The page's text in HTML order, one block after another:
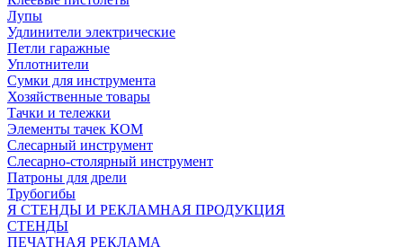
Лупы
Удлинители электрические
Петли гаражные
Уплотнители
Сумки для инструмента
Хозяйственные товары
Тачки и тележки
Элементы тачек КОМ
Слесарный инструмент
Слесарно-столярный инструмент
Патроны для дрели
Трубогибы
Я СТЕНДЫ И РЕКЛАМНАЯ ПРОДУКЦИЯ
СТЕНДЫ
ПЕЧАТНАЯ РЕКЛАМА